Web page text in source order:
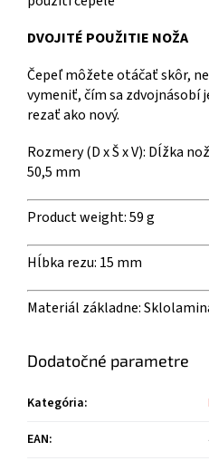
DVOJITÉ POUŽITIE NOŽA
Čepeľ môžete otáčať skôr,
vymeniť, čím sa zdvojnásobí
rezať ako nový.
Rozmery (D x Š x V): Dĺžka
50,5 mm
Product weight:59 g
Hĺbka rezu: 15 mm
Materiál základne:
Dodatočné parametre
Kategória:
EAN: